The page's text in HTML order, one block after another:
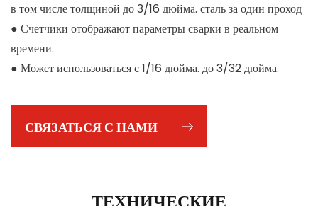
в том числе толщиной до 3/16 дюйма. сталь за один проход
● Счетчики отображают параметры сварки в реальном
времени.
● Может использоваться с 1/16 дюйма. до 3/32 дюйма.
●В комплекте 10 футов. Горелка МИГ
СВЯЗАТЬСЯ С НАМИ
ТЕХНИЧЕСКИЕ